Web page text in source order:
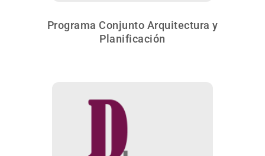
Programa Conjunto Arquitectura y
Planificación